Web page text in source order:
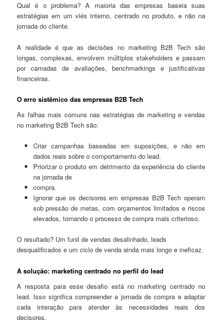
Qual é o problema? A maioria das empresas baseia suas
estratégias em um viés interno, centrado no produto, e não na
jornada do cliente.
A realidade é que as decisões no marketing B2B Tech são
longas, complexas, envolvem múltiplos stakeholders e passam
por camadas de avaliações, benchmarkings e justificativas
financeiras.
O erro sistêmico das empresas B2B Tech
As falhas mais comuns nas estratégias de marketing e vendas
no marketing B2B Tech são:
Criar campanhas baseadas em suposições, e não em
dados reais sobre o comportamento do lead.
Priorizar o produto em detrimento da experiência do cliente
na jornada de
compra.
Ignorar que os decisores em empresas B2B Tech operam
sob pressão de metas, com orçamentos limitados e riscos
elevados, tornando o processo de compra mais criterioso.
O resultado? Um funil de vendas desalinhado, leads
desqualificados e um ciclo de venda ainda mais longo e ineficaz.
A solução: marketing centrado no perfil do lead
A resposta para esse desafio está no marketing centrado no
lead. Isso significa compreender a jornada de compra e adaptar
cada interação para atender às necessidades reais dos
decisores.